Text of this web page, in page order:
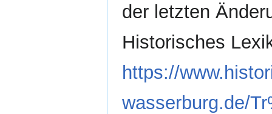
der letzten
Historisches
https://
wasserburg.de/